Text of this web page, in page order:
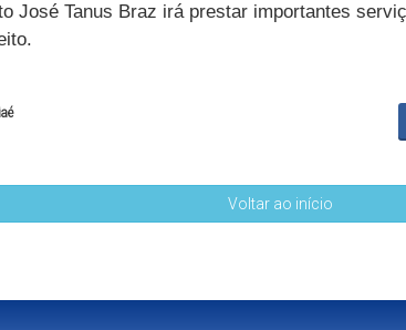
José Tanus Braz irá prestar importantes
Voltar ao início